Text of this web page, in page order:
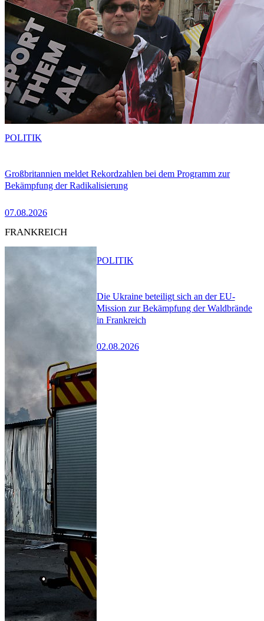
Großbritannien meldet Rekordzahlen bei dem Programm zur
Bekämpfung der Radikalisierung
07.08.2026
POLITIK
FRANKREICH
Die Ukraine beteiligt sich an der EU-
Mission zur Bekämpfung der Waldbrände
in Frankreich
02.08.2026
POLITIK